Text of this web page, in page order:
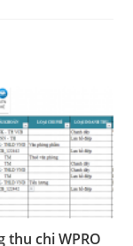
chi WPRO